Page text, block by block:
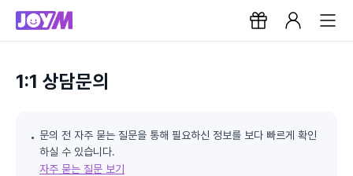
1:1 상담문의
문의 전 자주 묻는 질문을 통해 필요하신 정보를 보다 빠르게 확인
하실 수 있습니다.
자주 묻는 질문 보기